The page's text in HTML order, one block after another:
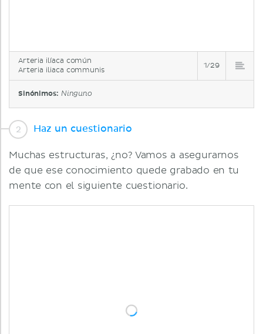
Arteria ilíaca común
Arteria iliaca communis
1/29
Sinónimos: Ninguno
Haz un cuestionario
Muchas estructuras, ¿no? Vamos a asegurarnos
de que ese conocimiento quede grabado en tu
mente con el siguiente cuestionario.